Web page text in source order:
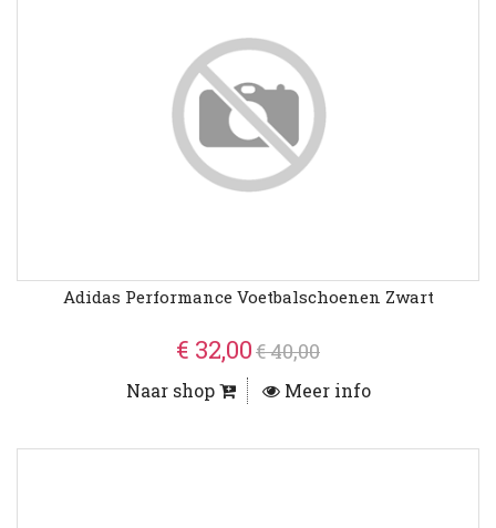
Adidas Performance Voetbalschoenen Zwart
€ 32,00€ 40,00
Naar shop Meer info